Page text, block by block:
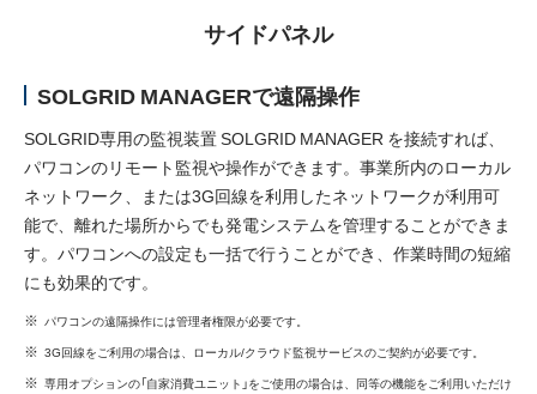
サイドパネル
SOLGRID MANAGERで遠隔操作
SOLGRID専用の監視装置 SOLGRID MANAGER を接続すれば、
パワコンのリモート監視や操作ができます。事業所内のローカル
ネットワーク、または3G回線を利用したネットワークが利用可
能で、離れた場所からでも発電システムを管理することができま
す。パワコンへの設定も一括で行うことができ、作業時間の短縮
にも効果的です。
パワコンの遠隔操作には管理者権限が必要です。
3G回線をご利用の場合は、ローカル/クラウド監視サービスのご契約が必要です。
専用オプションの「自家消費ユニット」をご使用の場合は、同等の機能をご利用いただけ